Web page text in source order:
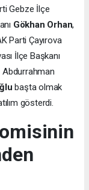
Gebze İlçe
Gökhan Orhan,
Parti Çayırova
İlçe Başkanı
Abdurrahman
başta olmak
gösterdi.